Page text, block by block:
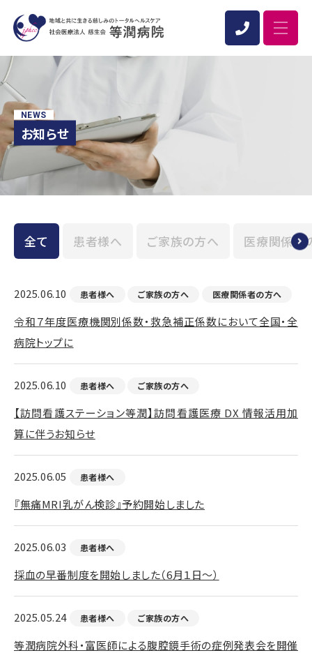
NEWS
お知らせ
全て 患者様へ ご家族の方へ 医療関係者
2025.06.10 患者様へ ご家族の方へ 医療関係者の方へ
令和７年度医療機関別係数・救急補正係数において全国・全
病院トップに
2025.06.10 患者様へ ご家族の方へ
【訪問看護ステーション等潤】訪問看護医療 DX 情報活用加
算に伴うお知らせ
2025.06.05 患者様へ
『無痛MRI乳がん検診』予約開始しました
2025.06.03 患者様へ
採血の早番制度を開始しました（6月１日～）
2025.05.24 患者様へ ご家族の方へ
等潤病院外科・富医師による腹腔鏡手術の症例発表会を開催